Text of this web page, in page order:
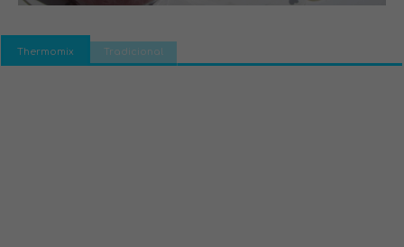
Thermomix Tradicional